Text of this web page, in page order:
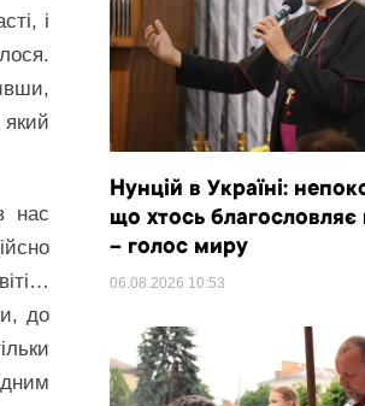
і
нас
до
Нунцій в Україні:
що хтось благословляє
– голос миру
06.08.2026 10:53